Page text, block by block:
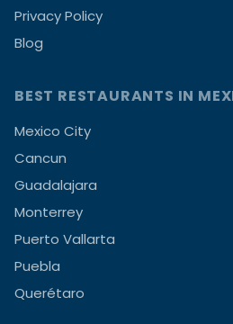
Privacy Policy
Blog
BEST RESTAURANTS IN
Mexico City
Cancun
Guadalajara
Monterrey
Puerto Vallarta
Puebla
Querétaro